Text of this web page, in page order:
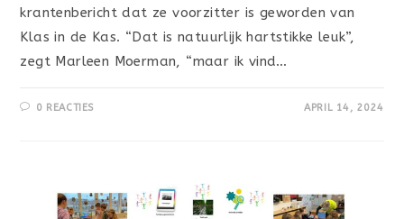
krantenbericht dat ze voorzitter is geworden van
Klas in de Kas. “Dat is natuurlijk hartstikke leuk”,
zegt Marleen Moerman, “maar ik vind…
0 REACTIES APRIL 14, 2024